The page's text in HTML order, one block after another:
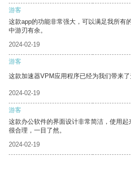
游客
这款app的功能非常强大，可以满足我所有
中游刃有余。
2024-02-19
游客
这款加速器VPM应用程序已经为我们带来了
2024-02-19
游客
这款办公软件的界面设计非常简洁，使用
很合理，一目了然。
2024-02-19